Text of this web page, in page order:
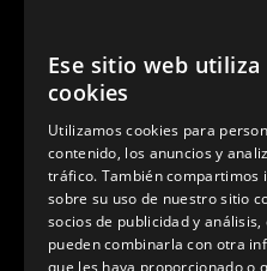
PREGUNTAS
Ese sitio web utiliza
cookies
Utilizamos cookies para
contenido, los anuncios y
tráfico. También compartimos
sobre su uso de nuestro sitio
socios de publicidad y análisis,
pueden combinarla con otra
que les haya proporcionado o